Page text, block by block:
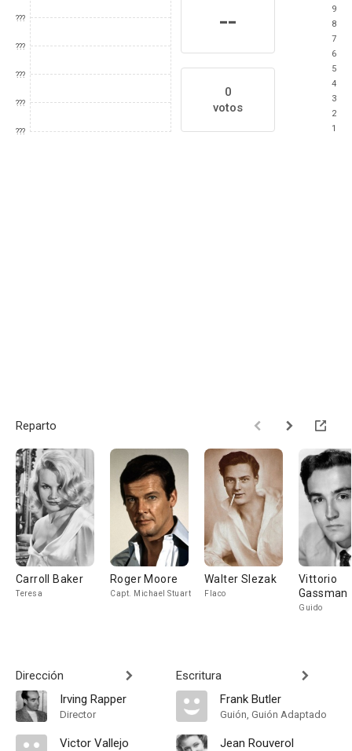
???
???
???
???
???
--
0
votos
9
8
7
6
5
4
3
2
1
Reparto
Carroll Baker
Teresa
Roger Moore
Capt. Michael Stuart
Walter Slezak
Flaco
Vittorio
Gassman
Guido
Dirección
Irving Rapper
Director
Victor Vallejo
Escritura
Frank Butler
Guión, Guión Adaptado
Jean Rouverol